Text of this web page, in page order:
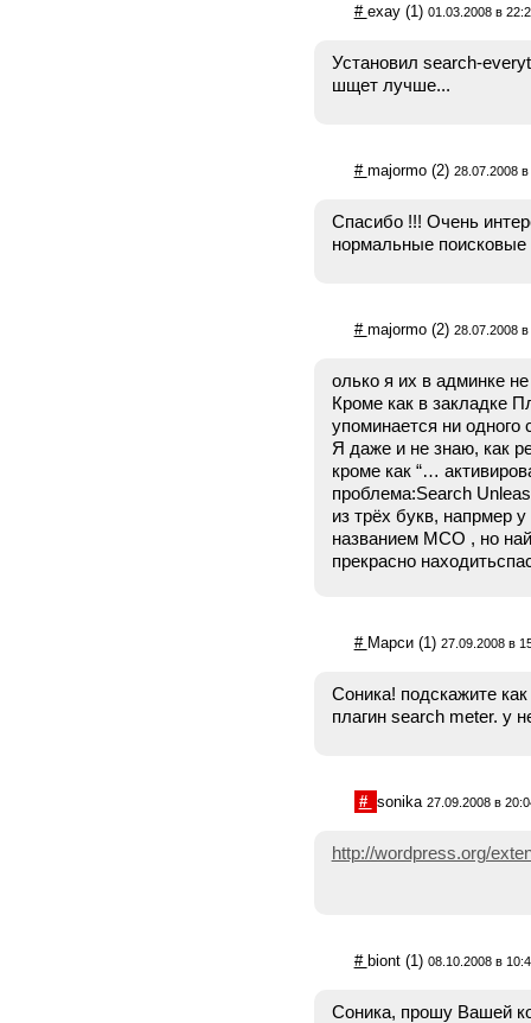
# exay (1) 01.03.2008 в
Установил search-
шщет лучше...
# majormo (2) 28.07.2008 в
Спасибо !!! Очень
нормальные поисковые
# majormo (2) 28.07.2008 в
олько я их в админке
Кроме как в закладке
упоминается ни одного
Я даже и не знаю, как
кроме как “…
проблема:Search
из трёх букв, напрмер
названием МСО , но
прекрасно
# Марси (1) 27.09.2008 в
Соника! подскажите
плагин search meter. у
# sonika 27.09.2008 в
http://wordpress.org/
# biont (1) 08.10.2008 в
Соника, прошу Вашей